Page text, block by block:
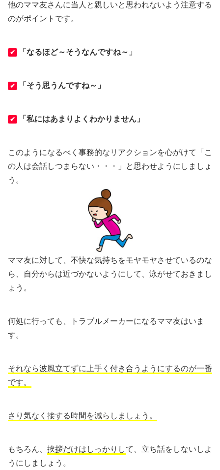
他のママ友さんに当人と親しいと思われないよう注意する
のがポイントです。
✔ 「なるほど～そうなんですね～」
✔ 「そう思うんですね～」
✔ 「私にはあまりよくわかりません」
このようになるべく事務的なリアクションを心がけて「こ
の人は会話しつまらない・・・」と思わせようにしましょ
う。
ママ友に対して、不快な気持ちをモヤモヤさせているのな
ら、自分からは近づかないようにして、泳がせておきまし
ょう。
何処に行っても、トラブルメーカーになるママ友はいま
す。
それなら波風立てずに上手く付き合うようにするのが一番
です。
さり気なく接する時間を減らしましょう。
もちろん、 挨拶だけはしっかりして、立ち話をしないしよ
うにしましょう。